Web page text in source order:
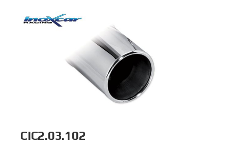
CIC2.03.102